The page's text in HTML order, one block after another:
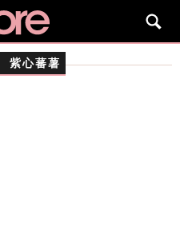
紫心蕃薯